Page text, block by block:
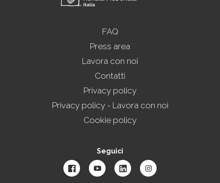
FAQ
Press area
Lavora con noi
Contatti
Privacy policy
Privacy policy - Lavora con noi
Cookie policy
Seguici